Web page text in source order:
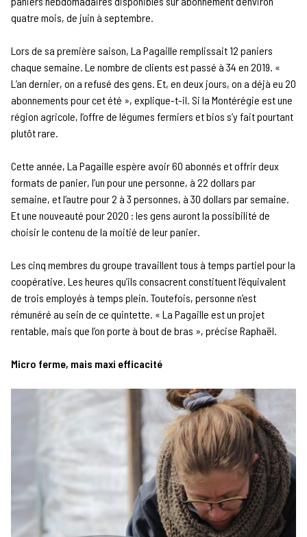
quatre mois, de juin à septembre.
Lors de sa première saison, La Pagaille remplissait 12 paniers
chaque semaine. Le nombre de clients est passé à 34 en 2019. «
L’an dernier, on a refusé des gens. Et, en deux jours, on a déjà eu 20
abonnements pour cet été », explique-t-il. Si la Montérégie est une
région agricole, l’offre de légumes fermiers et bios s’y fait pourtant
plutôt rare.
Cette année, La Pagaille espère avoir 60 abonnés et offrir deux
formats de panier, l’un pour une personne, à 22 dollars par
semaine, et l’autre pour 2 à 3 personnes, à 30 dollars par semaine.
Et une nouveauté pour 2020 : les gens auront la possibilité de
choisir le contenu de la moitié de leur panier.
Les cinq membres du groupe travaillent tous à temps partiel pour la
coopérative. Les heures qu’ils consacrent constituent l’équivalent
de trois employés à temps plein. Toutefois, personne n’est
rémunéré au sein de ce quintette. « La Pagaille est un projet
rentable, mais que l’on porte à bout de bras », précise Raphaël.
Micro ferme, mais maxi efficacité